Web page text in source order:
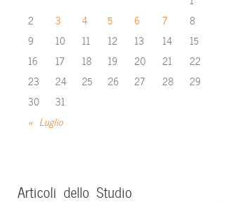
« Luglio
2
3 4 5 6 7
8
9
10 11 12 13 14
15
16
17 18 19 20 21
22
23
24 25 26 27 28
29
30
31
Articoli dello Studio